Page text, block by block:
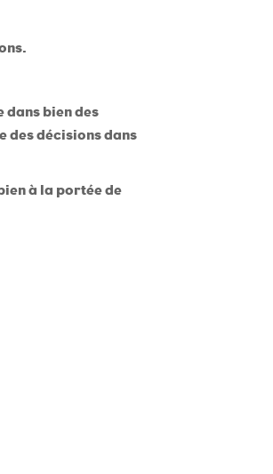
dans bien des
des décisions dans
à la portée de